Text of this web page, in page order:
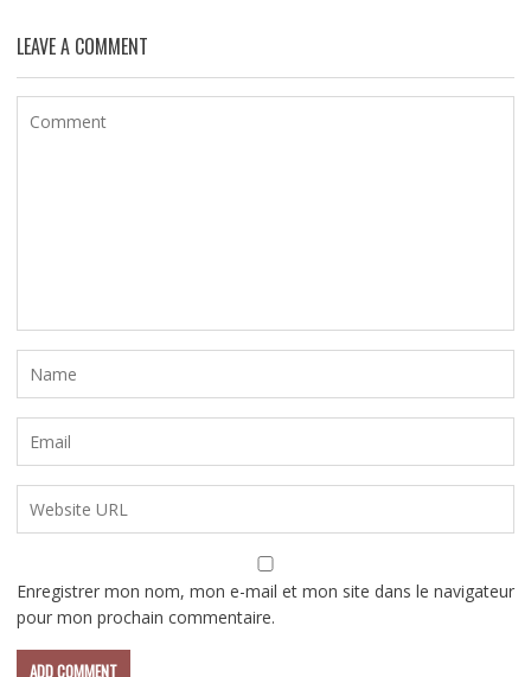
LEAVE A COMMENT
Enregistrer mon nom, mon e-mail et mon site dans le navigateur
pour mon prochain commentaire.